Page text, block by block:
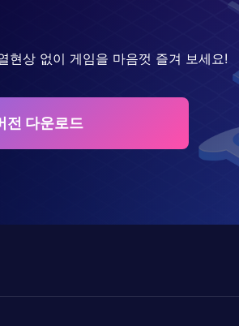
현상 없이 게임을 마음껏 즐겨 보세요!
전 다운로드